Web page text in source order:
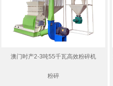
澳门时产2-3吨55千瓦高效粉碎机
粉碎